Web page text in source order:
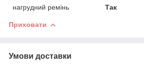
нагрудний ремінь
Так
Приховати
Умови доставки